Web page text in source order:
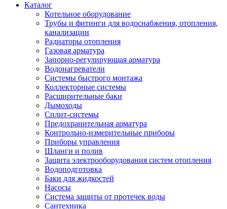
Каталог
Котельное оборудование
Трубы и фитинги для водоснабжения, отопления,
канализации
Радиаторы отопления
Газовая арматура
Запорно-регулирующая арматура
Водонагреватели
Системы быстрого монтажа
Коллекторные системы
Расширительные баки
Дымоходы
Сплит-системы
Предохранительная арматура
Контрольно-измерительные приборы
Приборы управления
Шланги и полив
Защита электрооборудования систем отопления
Водоподготовка
Баки для жидкостей
Насосы
Система защиты от протечек воды
Сантехника